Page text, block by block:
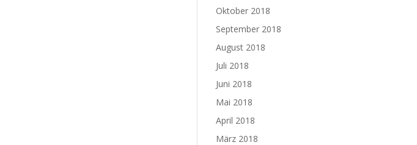
Oktober 2018
September 2018
August 2018
Juli 2018
Juni 2018
Mai 2018
April 2018
März 2018